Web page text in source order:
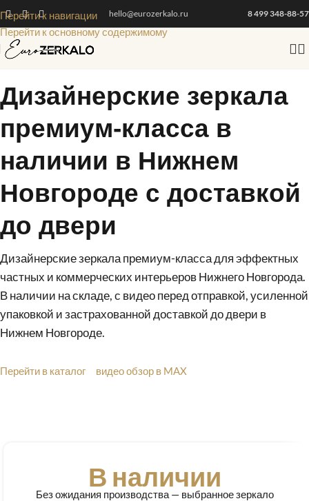
Перейти к навигации
Перейти к основному содержимому
hello@eurozerkalo.ru 8 499 348-88-57
Дизайнерские зеркала
премиум-класса в
наличии в Нижнем
Новгороде с доставкой
до двери
Дизайнерские зеркала премиум-класса для эффектных
частных и коммерческих интерьеров Нижнего Новгорода.
В наличии на складе, с видео перед отправкой, усиленной
упаковкой и застрахованной доставкой до двери в
Нижнем Новгороде.
Перейти в каталог видео обзор в MAX
В наличии
Без ожидания производства — выбранное зеркало